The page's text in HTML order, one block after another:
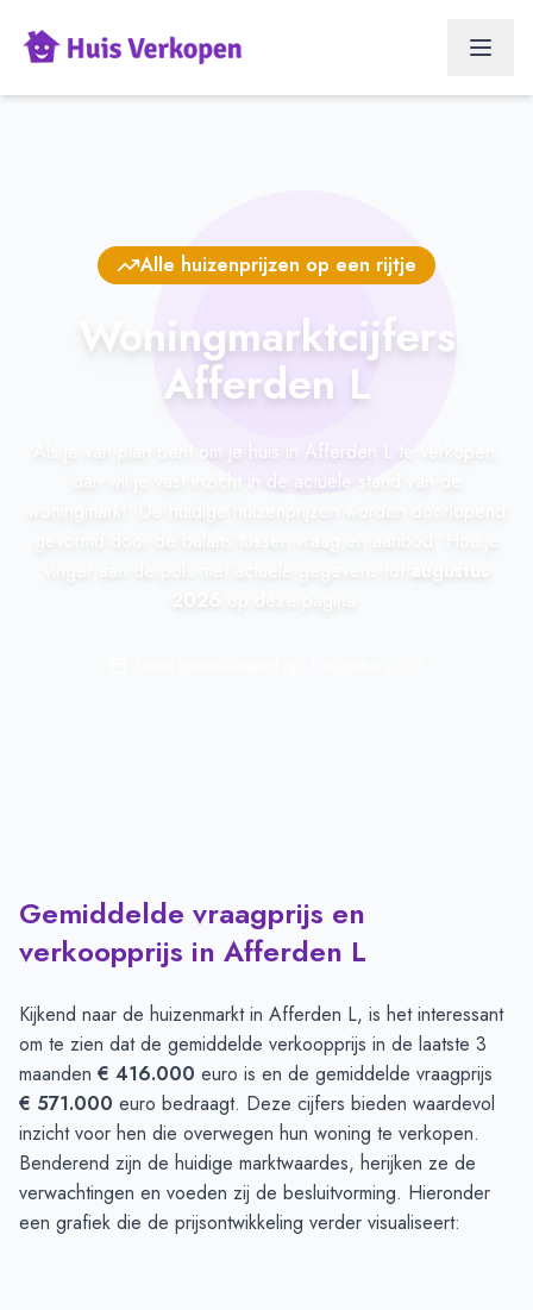
Alle huizenprijzen op een rijtje
Woningmarktcijfers
Afferden L
Als je van plan bent om je huis in Afferden L te verkopen,
dan wil je vast inzicht in de actuele stand van de
Gemiddelde vraagprijs en
verkoopprijs in Afferden L
Kijkend naar de huizenmarkt in Afferden L, is het interessant
om te zien dat de gemiddelde verkoopprijs in de laatste 3
maanden € 416.000 euro is en de gemiddelde vraagprijs
€ 571.000 euro bedraagt. Deze cijfers bieden waardevol
inzicht voor hen die overwegen hun woning te verkopen.
Benderend zijn de huidige marktwaardes, herijken ze de
verwachtingen en voeden zij de besluitvorming. Hieronder
een grafiek die de prijsontwikkeling verder visualiseert: